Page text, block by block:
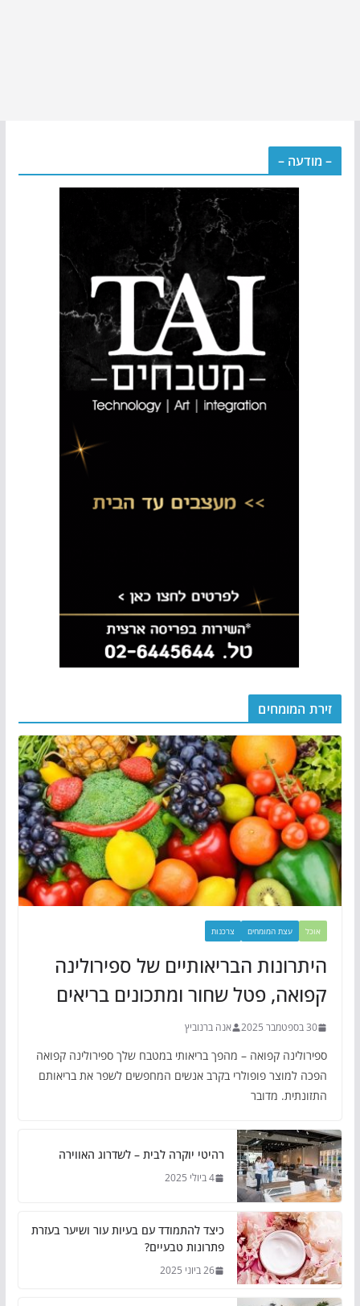
– מודעה –
זירת המומחים
אוכל עצת המומחים צרכנות
היתרונות הבריאותיים של ספירולינה
קפואה, פטל שחור ומתכונים בריאים
30 בספטמבר 2025 אנה ברנוביץ
ספירולינה קפואה – מהפך בריאותי במטבח שלך ספירולינה קפואה
הפכה למוצר פופולרי בקרב אנשים המחפשים לשפר את בריאותם
התזונתית. מדובר
רהיטי יוקרה לבית – לשדרוג האווירה
4 ביולי 2025
כיצד להתמודד עם בעיות עור ושיער בעזרת
פתרונות טבעיים?
26 ביוני 2025